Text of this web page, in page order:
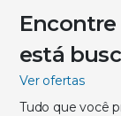
está
Ver ofertas
Tudo que você